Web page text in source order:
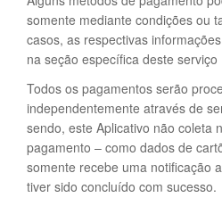
somente mediante condições ou
casos, as respectivas
na seção específica deste serviço
Todos os pagamentos serão
independentemente através de
sendo, este Aplicativo não coleta
pagamento – como dados de
somente recebe uma notificação
tiver sido concluído com sucesso.